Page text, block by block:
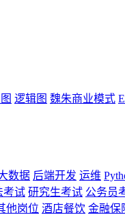
逻辑图 魏朱商业模式
数据 后端开发 运维
考试 研究生考试 公务员
他岗位 酒店餐饮 金融保